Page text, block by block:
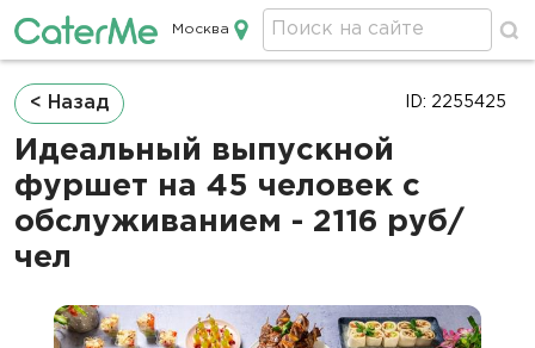
Кейтеринг в Москве
Москва
Строка
навигации
< Назад
Идеальный выпускной
фуршет на 45 человек с
обслуживанием - 2116 руб/
чел
ID: 2255425